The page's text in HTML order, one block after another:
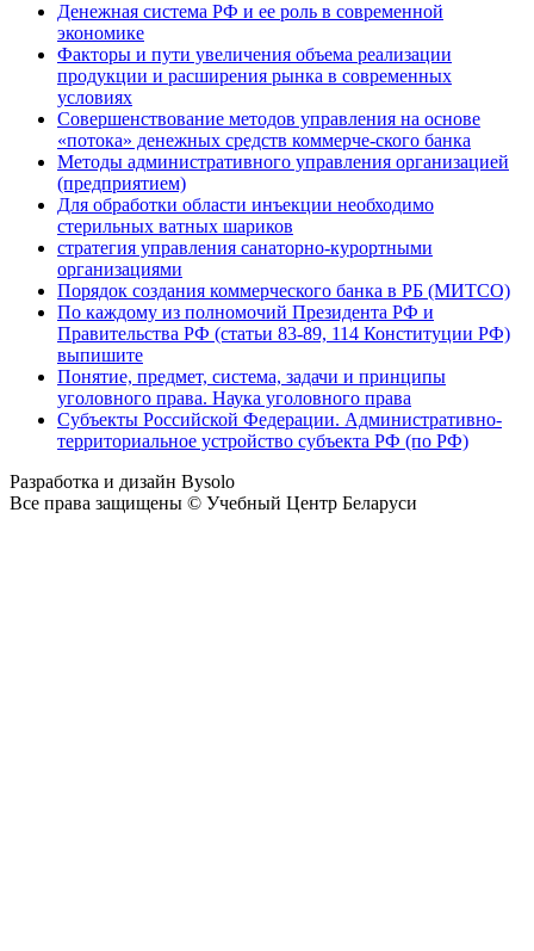
Денежная система РФ и ее роль в современной
экономике
Факторы и пути увеличения объема реализации
продукции и расширения рынка в современных
условиях
Совершенствование методов управления на основе
«потока» денежных средств коммерче-ского банка
Методы административного управления организацией
(предприятием)
Для обработки области инъекции необходимо
стерильных ватных шариков
стратегия управления санаторно-курортными
организациями
Порядок создания коммерческого банка в РБ (МИТСО)
По каждому из полномочий Президента РФ и
Правительства РФ (статьи 83-89, 114 Конституции РФ)
выпишите
Понятие, предмет, система, задачи и принципы
уголовного права. Наука уголовного права
Субъекты Российской Федерации. Административно-
территориальное устройство субъекта РФ (по РФ)
Разработка и дизайн Bysolo
Все права защищены © Учебный Центр Беларуси